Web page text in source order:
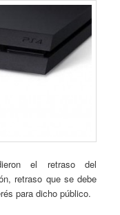
el retraso del
retraso que se debe
para dicho público.